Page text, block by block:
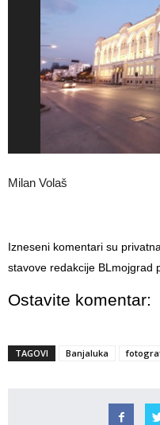
Milan Volaš
Izneseni komentari su
stavove redakcije BLmojgrad
Ostavite komentar:
TAGOVI Banjaluka